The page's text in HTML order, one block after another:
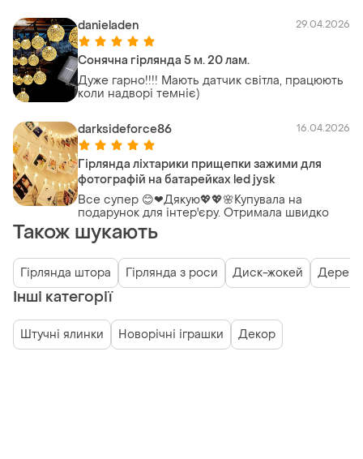
danieladen 29.04.2026
Сонячна гірлянда 5 м. 20 лам.
Дуже гарно!!!! Мають датчик світла, працюють
коли надворі темніє)
darksideforce86 16.04.2026
Гірлянда ліхтарики прищепки зажими для
фотографій на батарейках led jysk
Все супер 😊❤Дякую💖💖🌸Купувала на
подарунок для інтер'єру. Отримала швидко
Також шукають
Гірлянда штора Гірлянда з роси Диск-жокей Дерево
Інші категорії
Штучні ялинки Новорічні іграшки Декор